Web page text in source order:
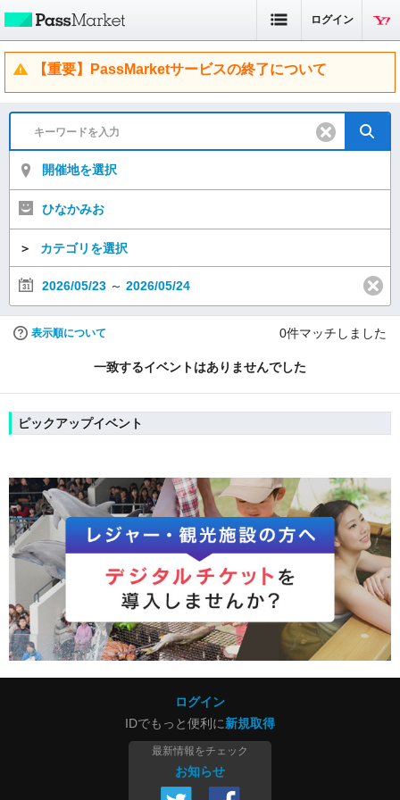
ログイン
【重要】PassMarketサービスの終了について
開催地を選択
ひなかみお
＞ カテゴリを選択
2026/05/23 ～ 2026/05/24
表示順について 0件マッチしました
一致するイベントはありませんでした
ピックアップイベント
ログイン
IDでもっと便利に新規取得
最新情報をチェック
お知らせ